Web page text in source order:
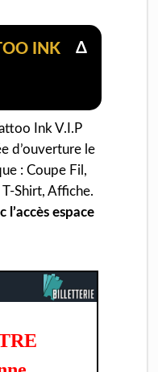
INK Δ
Ink V.I.P
d’ouverture le
: Coupe Fil,
T-Shirt, Affiche.
l’accès espace